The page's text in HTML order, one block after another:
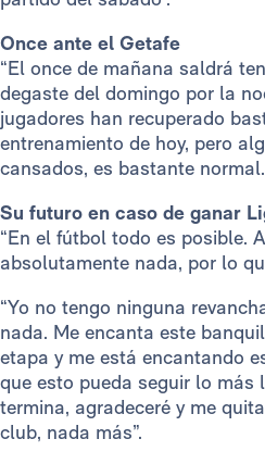
Once ante el Getafe
“El once de mañana saldrá
degaste del domingo por la
jugadores han recuperado
entrenamiento de hoy, pero
cansados, es bastante
Su futuro en caso de ganar
“En el fútbol todo es posible.
absolutamente nada, por lo
“Yo no tengo ninguna
nada. Me encanta este
etapa y me está encantando
que esto pueda seguir lo más
termina, agradeceré y me
club, nada más”.